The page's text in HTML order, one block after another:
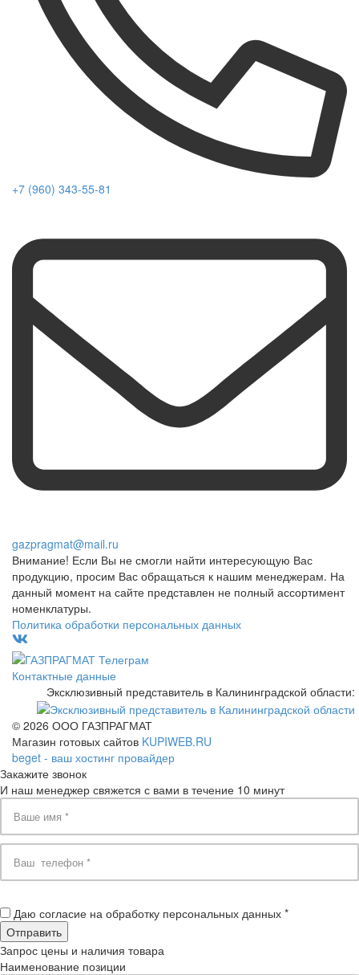
+7 (960) 343-55-81
gazpragmat@mail.ru
Внимание! Если Вы не смогли найти интересующую Вас
продукцию, просим Вас обращаться к нашим менеджерам. На
данный момент на сайте представлен не полный ассортимент
номенклатуры.
Политика обработки персональных данных
Контактные данные
Эксклюзивный представитель в Калининградской области:
© 2026 ООО ГАЗПРАГМАТ
Магазин готовых сайтов KUPIWEB.RU
beget - ваш хостинг провайдер
Закажите звонок
И наш менеджер свяжется с вами в течение 10 минут
Даю согласие на обработку персональных данных *
Запрос цены и наличия товара
Наименование позиции